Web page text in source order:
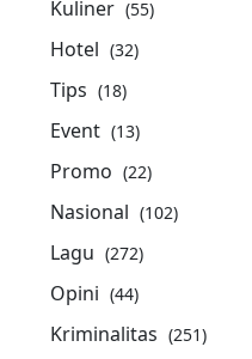
Kuliner (55)
Hotel (32)
Tips (18)
Event (13)
Promo (22)
Nasional (102)
Lagu (272)
Opini (44)
Kriminalitas (251)